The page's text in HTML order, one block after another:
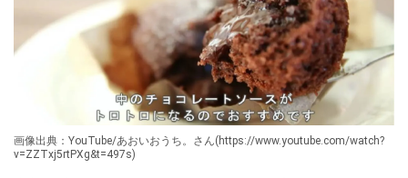
画像出典：YouTube/あおいおうち。さん(https://www.youtube.com/watch?
v=ZZTxj5rtPXg&t=497s)